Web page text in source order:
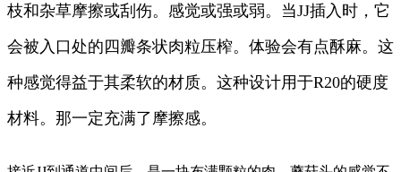
枝和杂草摩擦或刮伤。感觉或强或弱。当JJ插入时，它
会被入口处的四瓣条状肉粒压榨。体验会有点酥麻。这
种感觉得益于其柔软的材质。这种设计用于R20的硬度
材料。那一定充满了摩擦感。